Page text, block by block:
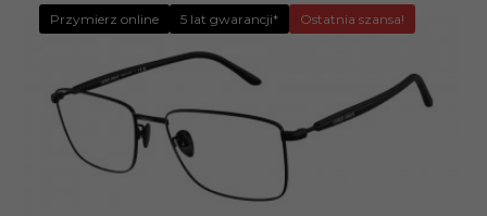
Przymierz online 5 lat gwarancji* Ostatnia szansa!